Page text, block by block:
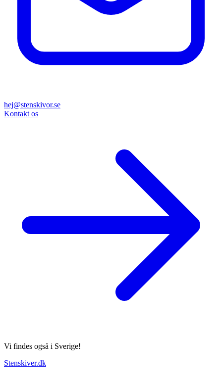
hej@stenskivor.se
Kontakt os
Vi findes også i Sverige!
Stenskiver.dk